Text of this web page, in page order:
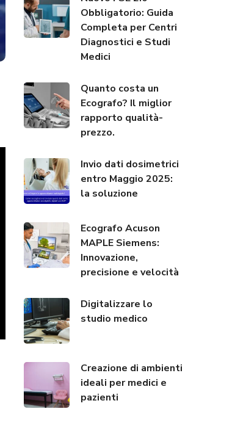
Obbligatorio: Guida
Completa per Centri
Diagnostici e Studi
Medici
Quanto costa un
Ecografo? Il miglior
rapporto qualità-
prezzo.
Invio dati dosimetrici
entro Maggio 2025:
la soluzione
Ecografo Acuson
MAPLE Siemens:
Innovazione,
precisione e velocità
Digitalizzare lo
studio medico
Creazione di ambienti
ideali per medici e
pazienti